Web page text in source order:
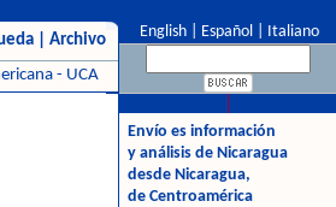
Archivo
- UCA
English Español Italiano
Envío es información
y análisis de Nicaragua
desde Nicaragua,
de Centroamérica